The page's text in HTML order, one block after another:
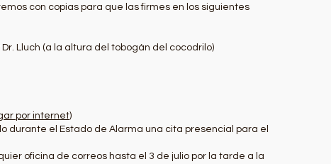
con copias para que las firmes en los siguientes
Lluch (a la altura del tobogán del cocodrilo)
por internet)
durante el Estado de Alarma una cita presencial para el
oficina de correos hasta el 3 de julio por la tarde a la